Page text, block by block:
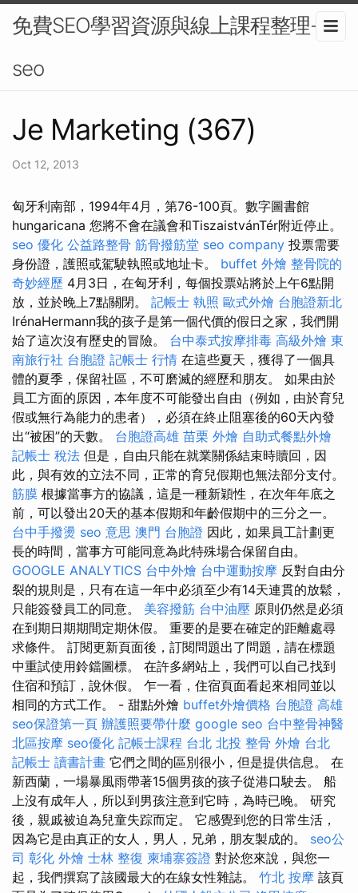
免費SEO學習資源與線上課程整理-
seo
Je Marketing (367)
Oct 12, 2013
匈牙利南部，1994年4月，第76-100頁。數字圖書館
hungaricana 您將不會在議會和TiszaistvánTér附近停止。
seo 優化 公益路整骨 筋骨撥筋堂 seo company 投票需要
身份證，護照或駕駛執照或地址卡。 buffet 外燴 整骨院的
奇妙經歷 4月3日，在匈牙利，每個投票站將於上午6點開
放，並於晚上7點關閉。 記帳士 執照 歐式外燴 台胞證新北
IrénaHermann我的孩子是第一個代價的假日之家，我們開
始了這次沒有歷史的冒險。 台中泰式按摩排毒 高級外燴 東
南旅行社 台胞證 記帳士 行情 在這些夏天，獲得了一個具
體的夏季，保留社區，不可磨滅的經歷和朋友。 如果由於
員工方面的原因，本年度不可能發出自由（例如，由於育兒
假或無行為能力的患者），必須在終止阻塞後的60天內發
出“被困”的天數。 台胞證高雄 苗栗 外燴 自助式餐點外燴
記帳士 稅法 但是，自由只能在就業關係結束時贖回，因
此，與有效的立法不同，正常的育兒假期也無法部分支付。
筋膜 根據當事方的協議，這是一種新穎性，在次年年底之
前，可以發出20天的基本假期和年齡假期中的三分之一。
台中手撥燙 seo 意思 澳門 台胞證 因此，如果員工計劃更
長的時間，當事方可能同意為此特殊場合保留自由。
GOOGLE ANALYTICS 台中外燴 台中運動按摩 反對自由分
裂的規則是，只有在這一年中必須至少有14天連貫的放鬆，
只能簽發員工的同意。 美容撥筋 台中油壓 原則仍然是必須
在到期日期期間定期休假。 重要的是要在確定的距離處尋
求條件。 訂閱更新頁面後，訂閱問題出了問題，請在標題
中重試使用鈴鐺圖標。 在許多網站上，我們可以自己找到
住宿和預訂，說休假。 乍一看，住宿頁面看起來相同並以
相同的方式工作。 - 甜點外燴 buffet外燴價格 台胞證 高雄
seo保證第一頁 辦護照要帶什麼 google seo 台中整骨神醫
北區按摩 seo優化 記帳士課程 台北 北投 整骨 外燴 台北
記帳士 讀書計畫 它們之間的區別很小，但是提供信息。 在
新西蘭，一場暴風雨帶著15個男孩的孩子從港口駛去。 船
上沒有成年人，所以到男孩注意到它時，為時已晚。 研究
後，親戚被迫為兒童失踪而定。 它感覺到您的日常生活，
因為它是由真正的女人，男人，兄弟，朋友製成的。 seo公
司 彰化 外燴 士林 整復 柬埔寨簽證 對於您來說，與您一
起，我們撰寫了該國最大的在線女性雜誌。 竹北 按摩 該頁